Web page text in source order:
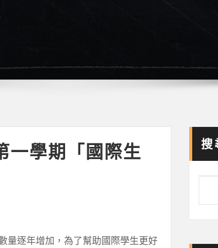
一學期「國際生
量逐年增加，為了幫助國際學生更好
搜